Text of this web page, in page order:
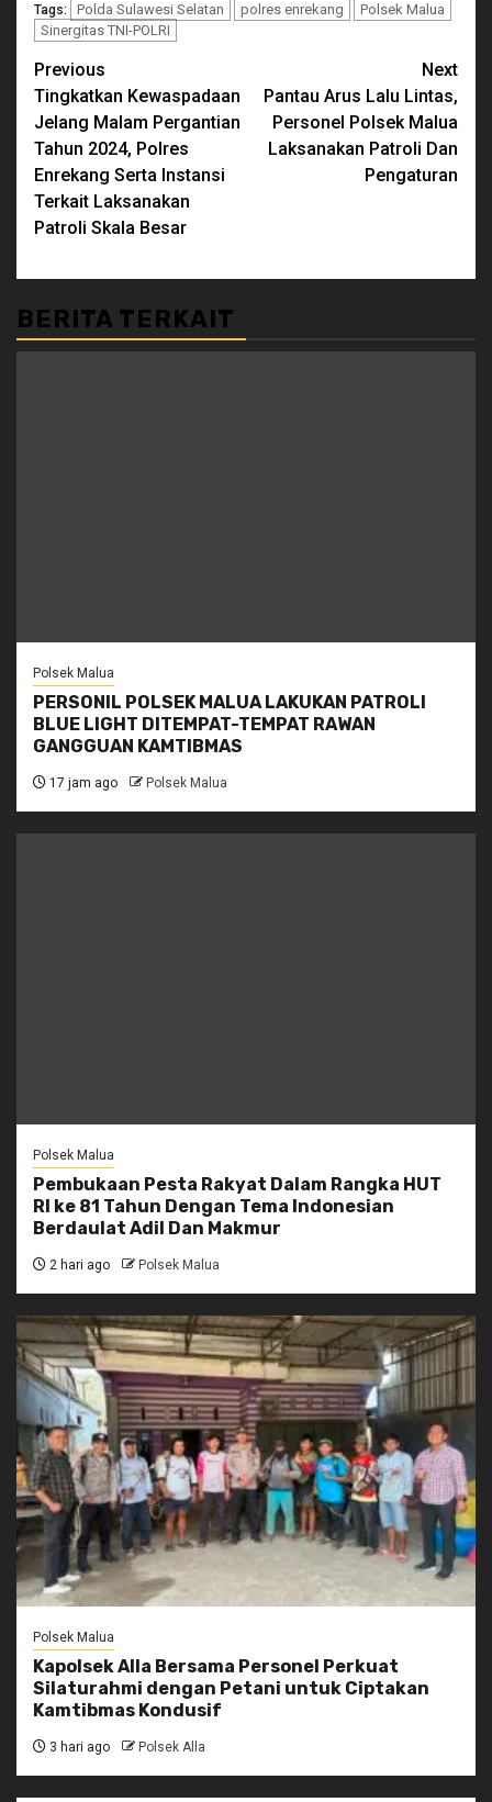
Tags: Polda Sulawesi Selatan polres enrekang
Polsek Malua
Sinergitas TNI-POLRI
Continue
Reading
Previous
Tingkatkan Kewaspadaan
Jelang Malam Pergantian
Tahun 2024, Polres
Enrekang Serta Instansi
Terkait Laksanakan
Patroli Skala Besar
Next
Pantau Arus Lalu Lintas,
Personel Polsek Malua
Laksanakan Patroli Dan
Pengaturan
BERITA TERKAIT
Polsek Malua
PERSONIL POLSEK MALUA LAKUKAN PATROLI
BLUE LIGHT DITEMPAT-TEMPAT RAWAN
GANGGUAN KAMTIBMAS
17 jam ago Polsek Malua
Polsek Malua
Pembukaan Pesta Rakyat Dalam Rangka HUT
RI ke 81 Tahun Dengan Tema Indonesian
Berdaulat Adil Dan Makmur
2 hari ago Polsek Malua
Polsek Malua
Kapolsek Alla Bersama Personel Perkuat
Silaturahmi dengan Petani untuk Ciptakan
Kamtibmas Kondusif
3 hari ago Polsek Alla